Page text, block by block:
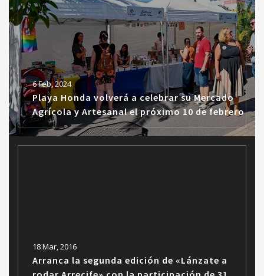
6 Feb, 2024
Playa Honda volverá a celebrar su Mercado
Agrícola y Artesanal el próximo 10 de febrero
18 Mar, 2016
Arranca la segunda edición de «Lánzate a